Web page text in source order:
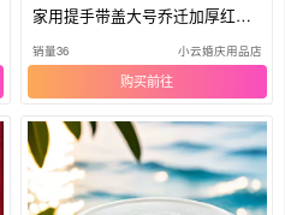
家用提手带盖大号乔迁加厚红色
喜桶
销量36 小云婚庆用品店
购买